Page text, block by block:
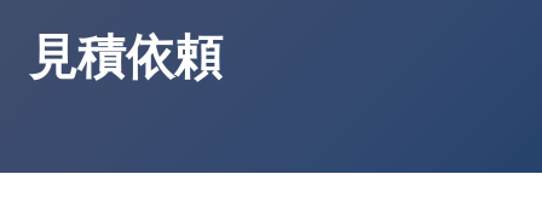
見積依頼